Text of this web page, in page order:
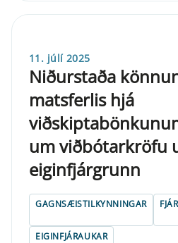
11. júlí 2025
Niðurstaða
matsferlis hjá
um viðbótarkröfu
eiginfjárgrunn
GAGNSÆISTILKYNNINGAR
EIGINFJÁRAUKAR